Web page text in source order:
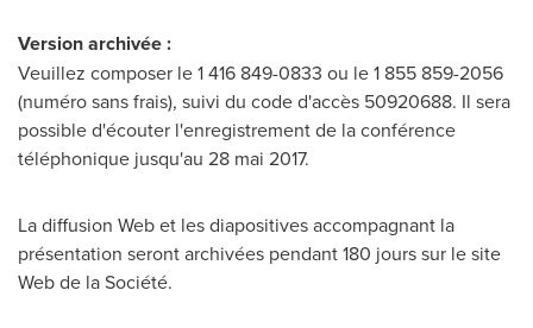
Version archivée :
Veuillez composer le 1 416 849-0833 ou le 1 855 859-2056
(numéro sans frais), suivi du code d'accès 50920688. Il sera
possible d'écouter l'enregistrement de la conférence
téléphonique jusqu'au 28 mai 2017.
La diffusion Web et les diapositives accompagnant la
présentation seront archivées pendant 180 jours sur le site
Web de la Société.